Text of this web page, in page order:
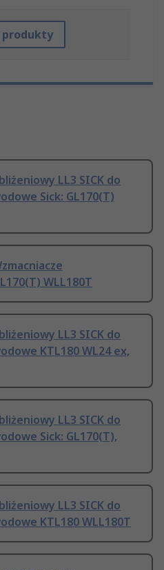
produkty
LL3 SICK do
Sick: GL170(T)
WLL180T
LL3 SICK do
KTL180 WL24 ex,
LL3 SICK do
Sick: GL170(T),
LL3 SICK do
KTL180 WLL180T